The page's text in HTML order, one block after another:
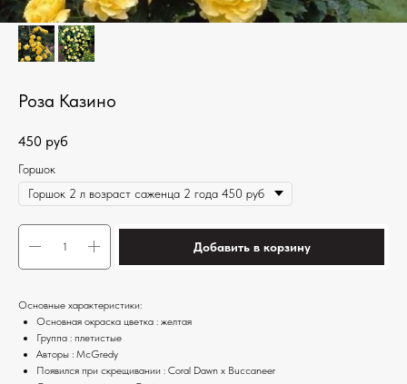
Роза Казино
450 руб
Горшок
Добавить в корзину
Основные характеристики:
Основная окраска цветка : желтая
Группа : плетистые
Авторы : McGredy
Появился при скрещивании : Coral Dawn x Buccaneer